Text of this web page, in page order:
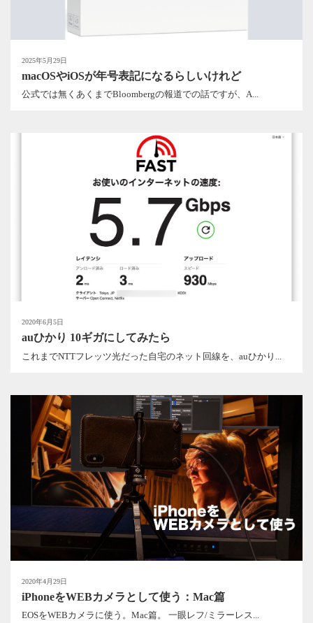
2025年5月29日
macOSやiOSが年号表記になるらしいけれど
公式では無くあくまでBloombergの報道での話ですが、A...
2020年6月5日
auひかり 10ギガにしてみたら
これまでNTTフレッツ光だった自宅のネット回線を、auひかり...
2020年4月29日
iPhoneをWEBカメラとして使う：Mac篇
EOSをWEBカメラに使う。Mac篇。 一眼レフ/ミラーレス...